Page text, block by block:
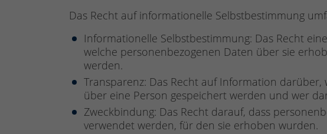
Das Recht auf informationelle Selbstbestimmung
Informationelle Selbstbestimmung: Das Recht
welche personenbezogenen Daten über sie
werden.
Transparenz: Das Recht auf Information
über eine Person gespeichert werden und wer
Zweckbindung: Das Recht darauf, dass
verwendet werden, für den sie erhoben wurden.